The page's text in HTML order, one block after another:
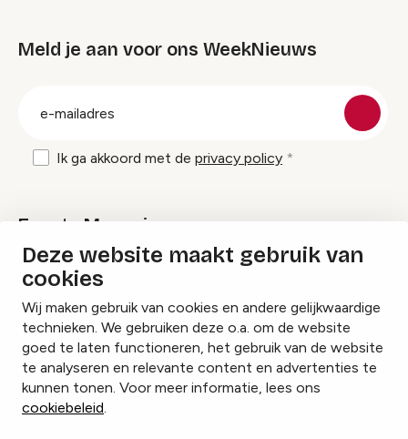
Deze website maakt gebruik van
cookies
Wij maken gebruik van cookies en andere gelijkwaardige
technieken. We gebruiken deze o.a. om de website
goed te laten functioneren, het gebruik van de website
te analyseren en relevante content en advertenties te
kunnen tonen. Voor meer informatie, lees ons
cookiebeleid.
Meld je aan voor ons WeekNieuws
Ik ga akkoord met de privacy policy
Events Magazine
Ik ontvang graag Events Magazine
InstagramFacebookLinkedIn